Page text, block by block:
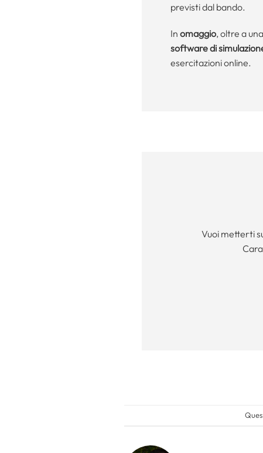
previsti dal bando.
In omaggio, oltre a
software di
esercitazioni online.
Vuoi metterti